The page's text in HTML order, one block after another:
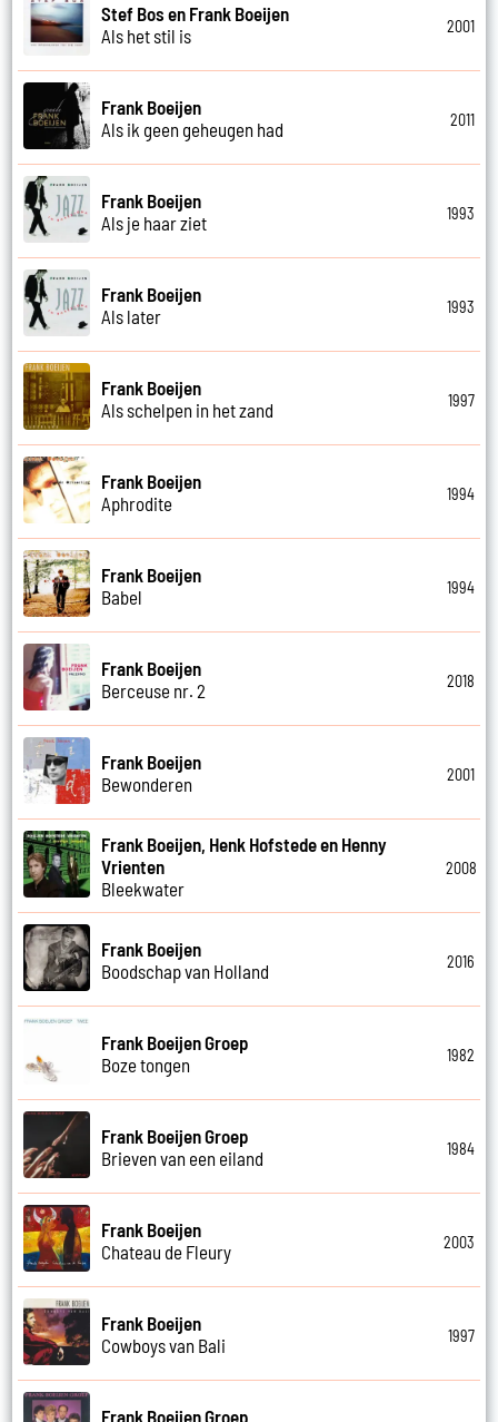
Stef Bos en Frank Boeijen
Als het stil is
2001
Frank Boeijen
Als ik geen geheugen had
2011
Frank Boeijen
Als je haar ziet
1993
Frank Boeijen
Als later
1993
Frank Boeijen
Als schelpen in het zand
1997
Frank Boeijen
Aphrodite
1994
Frank Boeijen
Babel
1994
Frank Boeijen
Berceuse nr. 2
2018
Frank Boeijen
Bewonderen
2001
Frank Boeijen, Henk Hofstede en Henny
Vrienten
Bleekwater
2008
Frank Boeijen
Boodschap van Holland
2016
Frank Boeijen Groep
Boze tongen
1982
Frank Boeijen Groep
Brieven van een eiland
1984
Frank Boeijen
Chateau de Fleury
2003
Frank Boeijen
Cowboys van Bali
1997
Frank Boeijen Groep